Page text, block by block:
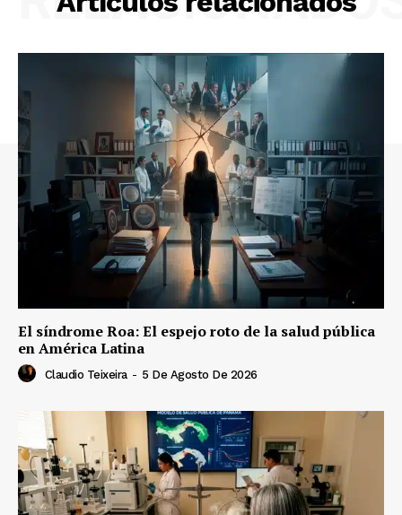
El síndrome Roa: El espejo roto de la salud pública
en América Latina
Claudio Teixeira - 5 De Agosto De 2026